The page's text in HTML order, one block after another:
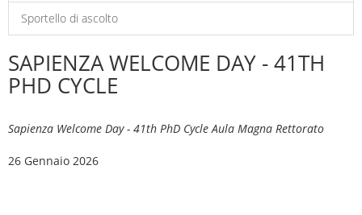
Sportello di ascolto
SAPIENZA WELCOME DAY - 41TH
PHD CYCLE
Sapienza Welcome Day - 41th PhD Cycle Aula Magna Rettorato
26 Gennaio 2026